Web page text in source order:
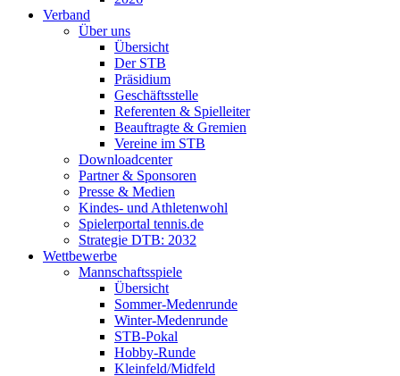
Verband
Über uns
Übersicht
Der STB
Präsidium
Geschäftsstelle
Referenten & Spielleiter
Beauftragte & Gremien
Vereine im STB
Downloadcenter
Partner & Sponsoren
Presse & Medien
Kindes- und Athletenwohl
Spielerportal tennis.de
Strategie DTB: 2032
Wettbewerbe
Mannschaftsspiele
Übersicht
Sommer-Medenrunde
Winter-Medenrunde
STB-Pokal
Hobby-Runde
Kleinfeld/Midfeld